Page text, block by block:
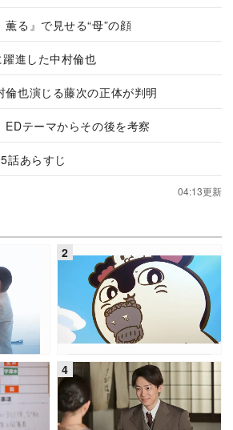
薫る』で見せる“母”の顔
躍進した中村倫也
倫也演じる藤次の正体が判明
EDテーマからその後を考察
話あらすじ
04:13更新